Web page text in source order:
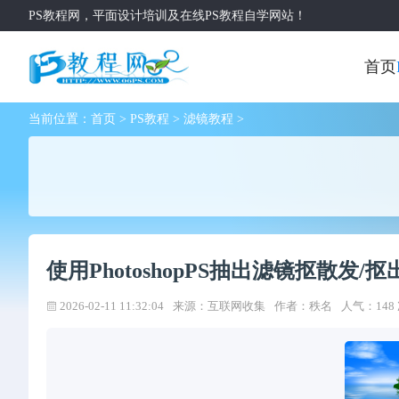
PS教程网，平面设计培训及在线PS教程自学网站！
首页
当前位置： 首页 > PS教程 > 滤镜教程 >
使用PhotoshopPS抽出滤镜抠散发/抠
2026-02-11 11:32:04 来源：互联网收集 作者：秩名 人气：148